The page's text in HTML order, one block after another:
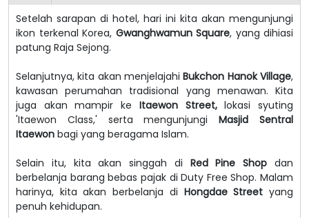
Setelah sarapan di hotel, hari ini kita akan mengunjungi
ikon terkenal Korea, Gwanghwamun Square, yang dihiasi
patung Raja Sejong.
Selanjutnya, kita akan menjelajahiBukchon Hanok Village,
kawasan perumahan tradisional yang menawan. Kita
juga akan mampir ke Itaewon Street,lokasi syuting
'Itaewon Class,' serta mengunjungiMasjid Sentral
Itaewon bagi yang beragama Islam.
Selain itu, kita akan singgah di Red Pine Shop dan
berbelanja barang bebas pajak di Duty Free Shop. Malam
harinya, kita akan berbelanja di Hongdae Street yang
penuh kehidupan.